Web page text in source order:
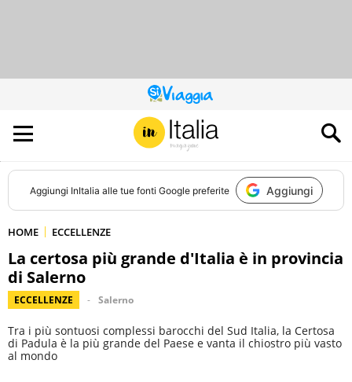
QUESTO
SITO
CONTRIBUISCE
ALL’AUDIENCE
DI
Aggiungi InItalia alle tue fonti Google preferite Aggiungi
HOME ECCELLENZE
La certosa più grande d'Italia è in provincia
di Salerno
ECCELLENZE Salerno
Tra i più sontuosi complessi barocchi del Sud Italia, la Certosa
di Padula è la più grande del Paese e vanta il chiostro più vasto
al mondo